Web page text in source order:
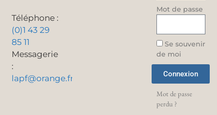
Téléphone :
(0)1 43 29
85 11
Messagerie
:
lapf@orange.fr
Mot de passe
Se souvenir
de moi
Connexion
Mot de passe
perdu ?